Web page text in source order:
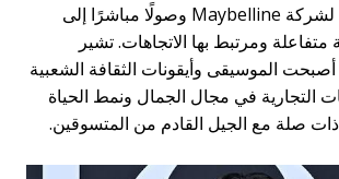
Weibo وDouyin لشركة Maybelline وصولًا مباشرًا إلى
ومرتبط بها الاتجاهات. تشير
الموسيقى وأيقونات الثقافة الشعبية
التجارية في مجال الجمال ونمط الحياة
ذات صلة مع الجيل القادم من المتسوقين.